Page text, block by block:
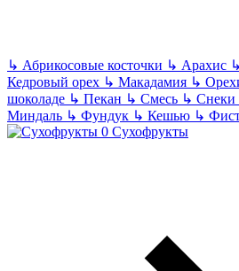
↳ Абрикосовые косточки ↳ Арахис ↳
Кедровый орех ↳ Макадамия ↳
шоколаде ↳ Пекан ↳ Смесь ↳ Снеки
Миндаль ↳ Фундук ↳ Кешью ↳
Сухофрукты